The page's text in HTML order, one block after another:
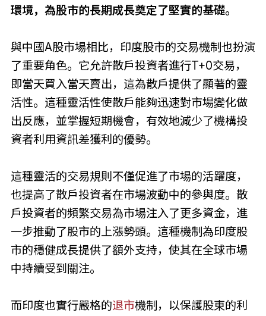
環境，為股市的長期成長奠定了堅實的基礎。
與中國A股市場相比，印度股市的交易機制也扮演
了重要角色。它允許散戶投資者進行T+0交易，
即當天買入當天賣出，這為散戶提供了顯著的靈
活性。這種靈活性使散戶能夠迅速對市場變化做
出反應，並掌握短期機會，有效地減少了機構投
資者利用資訊差獲利的優勢。
這種靈活的交易規則不僅促進了市場的活躍度，
也提高了散戶投資者在市場波動中的參與度。散
戶投資者的頻繁交易為市場注入了更多資金，進
一步推動了股市的上漲勢頭。這種機制為印度股
市的穩健成長提供了額外支持，使其在全球市場
中持續受到關注。
而印度也實行嚴格的退市機制，以保護股東的利